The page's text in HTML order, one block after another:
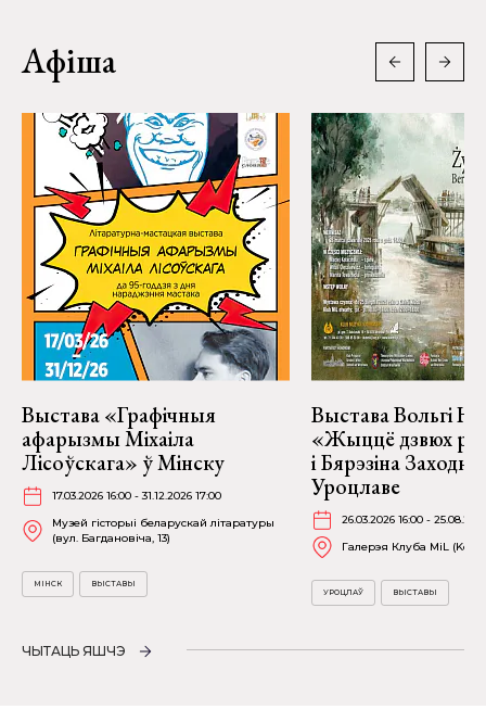
Афіша
Выстава «Графічныя
афарызмы Міхаіла
Лісоўскага» ў Мінску
17.03.2026 16:00 - 31.12.2026 17:00
Музей гісторыі беларускай літаратуры
(вул. Багдановіча, 13)
МІНСК ВЫСТАВЫ
Выстава Вольгі
«Жыццё дзвюх
і Бярэзіна
Уроцлаве
26.03.2026 16:00 -
Галерэя Клуба MiL
УРОЦЛАЎ ВЫСТАВЫ
ЧЫТАЦЬ ЯШЧЭ